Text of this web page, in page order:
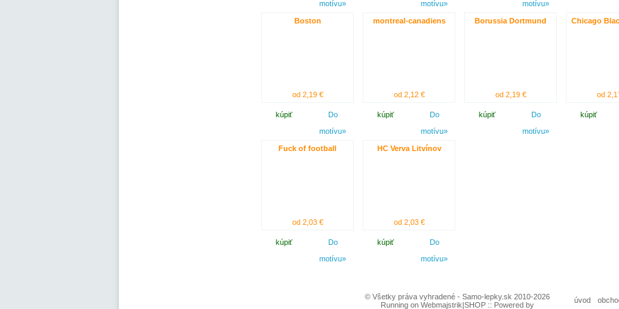
motívu» motívu» motívu»
Boston
od 2,19 €
kúpiť
Do
motívu»
montreal-canadiens
od 2,12 €
kúpiť
Do
motívu»
Borussia Dortmund
od 2,19 €
kúpiť
Do
motívu»
Chicago
od
kúpiť
Fuck of football
od 2,03 €
kúpiť
Do
motívu»
HC Verva Litvínov
od 2,03 €
kúpiť
Do
motívu»
© Všetky práva vyhradené - Samo-lepky.sk 2010-2026
Running on Webmajstrik|SHOP :: Powered by
úvod